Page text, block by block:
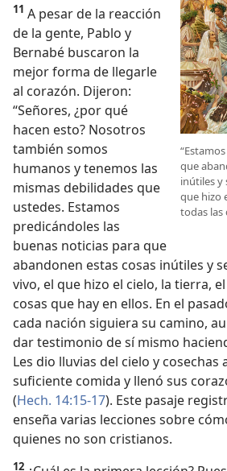
que
inútiles y
que hizo
todas las
11 A pesar de la reacción
de la gente, Pablo y
Bernabé buscaron la
mejor forma de llegarle
al corazón. Dijeron:
“Señores, ¿por qué
hacen esto? Nosotros
también somos
humanos y tenemos las
mismas debilidades que
ustedes. Estamos
predicándoles las
buenas noticias para que
abandonen estas cosas inútiles y
vivo, el que hizo el cielo, la tierra,
cosas que hay en ellos. En el
cada nación siguiera su camino,
dar testimonio de sí mismo
Les dio lluvias del cielo y cosechas
suficiente comida y llenó sus
(Hech. 14:15-17). Este pasaje
enseña varias lecciones sobre
quienes no son cristianos.
12